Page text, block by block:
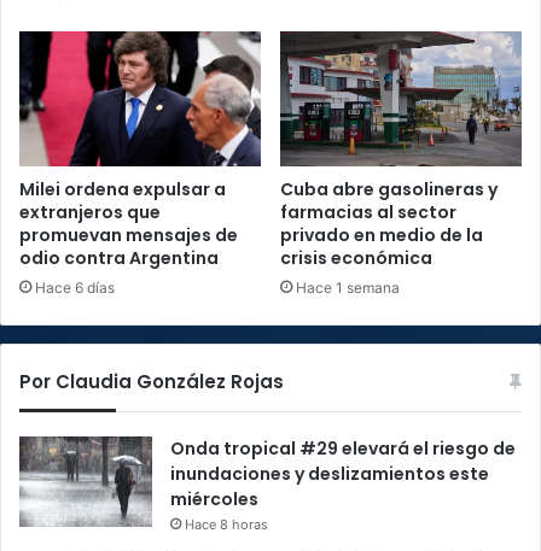
Milei ordena expulsar a
extranjeros que
promuevan mensajes de
odio contra Argentina
Hace 6 días
Cuba abre gasolineras y
farmacias al sector
privado en medio de la
crisis económica
Hace 1 semana
Por Claudia González Rojas
Onda tropical #29 elevará el riesgo de
inundaciones y deslizamientos este
miércoles
Hace 8 horas